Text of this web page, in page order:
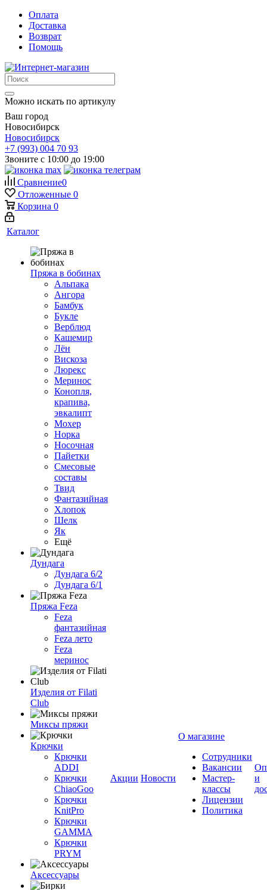
Оплата
Доставка
Возврат
Помощь
Можно искать по артикулу
Ваш город
Новосибирск
Новосибирск
+7 (993) 004 70 93
Звоните с 10:00 до 19:00
Сравнение0
Отложенные 0
Корзина 0
Каталог
Пряжа в бобинах
Альпака
Ангора
Бамбук
Букле
Верблюд
Кашемир
Лён
Вискоза
Люрекс
Меринос
Конопля,
крапива,
эвкалипт
Мохер
Норка
Носочная
Пайетки
Смесовые
составы
Твид
Фантазийная
Хлопок
Шелк
Як
Ещё
Дундага
Дундага 6/2
Дундага 6/1
Пряжа Feza
Feza
фантазийная
Feza лето
Feza
меринос
Изделия от Filati
Club
Миксы пряжи
Крючки
Крючки
ADDI
Крючки
ChiaoGoo
Крючки
KnitPro
Крючки
GAMMA
Крючки
PRYM
Аксессуары
Акции Новости
О магазине
Сотрудники
Вакансии
Мастер-
классы
Лицензии
Политика
и